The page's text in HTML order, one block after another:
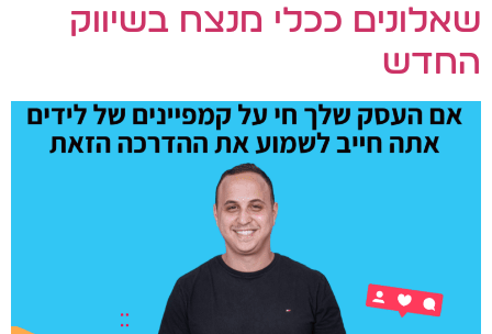
שאלונים ככלי מנצח בשיווק
החדש